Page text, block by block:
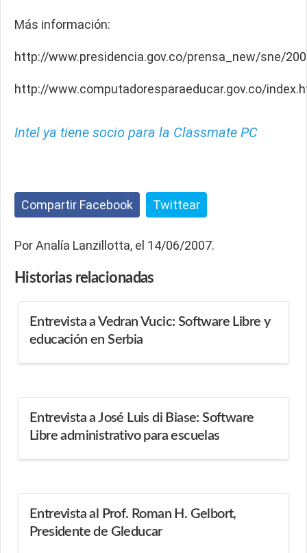
Más información:
http://www.presidencia.gov.co/prensa_new/sne/
http://www.computadoresparaeducar.gov.co/
Intel ya tiene socio para la Classmate PC
Compartir Facebook Twittear
Por Analía Lanzillotta, el 14/06/2007.
Historias relacionadas
Entrevista a Vedran Vucic: Software Libre y
educación en Serbia
Entrevista a José Luis di Biase: Software
Libre administrativo para escuelas
Entrevista al Prof. Roman H. Gelbort,
Presidente de Gleducar